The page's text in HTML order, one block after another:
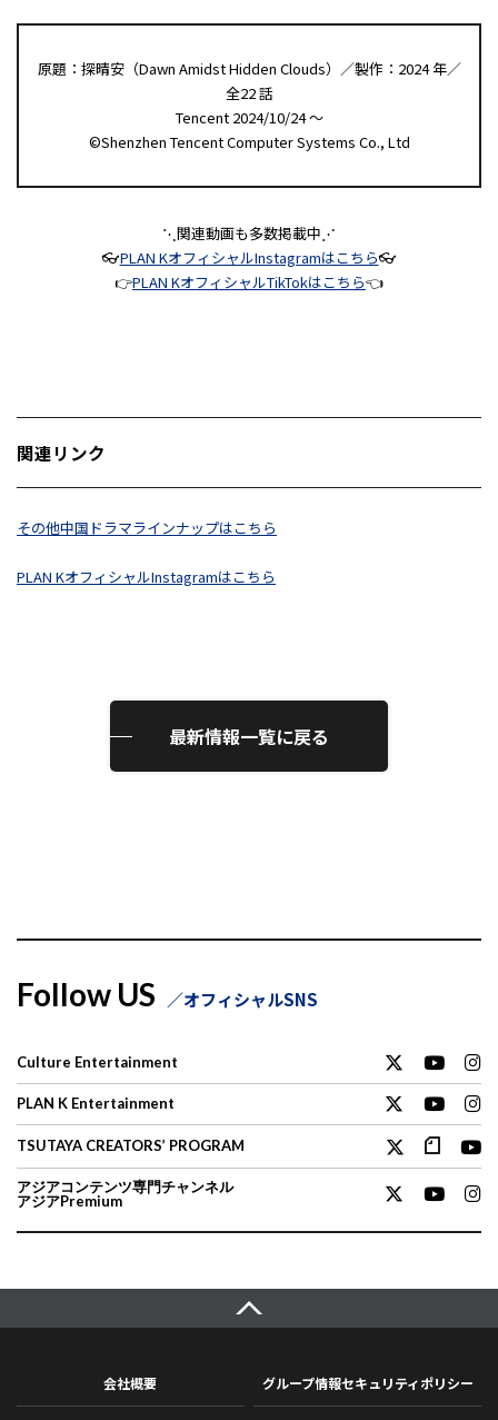
原題：探晴安（Dawn Amidst Hidden Clouds）／製作：2024 年／
全22 話
Tencent 2024/10/24 ～
©Shenzhen Tencent Computer Systems Co., Ltd
⋱関連動画も多数掲載中⋰
👓PLAN KオフィシャルInstagramはこちら👓
👉PLAN KオフィシャルTikTokはこちら👈
関連リンク
その他中国ドラマラインナップはこちら
PLAN KオフィシャルInstagramはこちら
最新情報一覧に戻る
Follow US オフィシャルSNS
Culture Entertainment
PLAN K Entertainment
TSUTAYA CREATORS’ PROGRAM
アジアコンテンツ専門チャンネル
アジアPremium
会社概要 グループ情報セキュリティポリシー